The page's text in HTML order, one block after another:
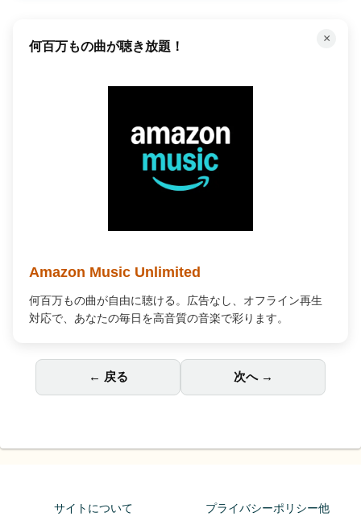
×
何百万もの曲が聴き放題！
Amazon Music Unlimited
何百万もの曲が自由に聴ける。広告なし、オフライン再生
対応で、あなたの毎日を高音質の音楽で彩ります。
← 戻る 次へ →
サイトについて
プライバシーポリシー他